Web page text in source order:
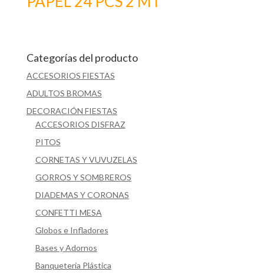
Categorías del producto
ACCESORIOS FIESTAS
ADULTOS BROMAS
DECORACIÓN FIESTAS
ACCESORIOS DISFRAZ
PITOS
CORNETAS Y VUVUZELAS
GORROS Y SOMBREROS
DIADEMAS Y CORONAS
CONFETTI MESA
Globos e Infladores
Bases y Adornos
Banqueteria Plástica